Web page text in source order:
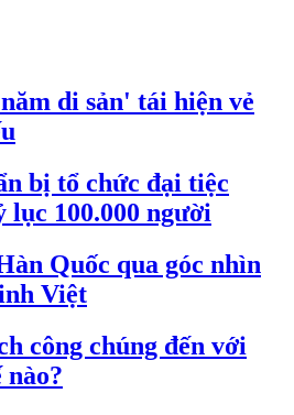
di sản' tái hiện vẻ
bị tổ chức đại tiệc
lục 100.000 người
Quốc qua góc nhìn
Việt
công chúng đến với
nào?